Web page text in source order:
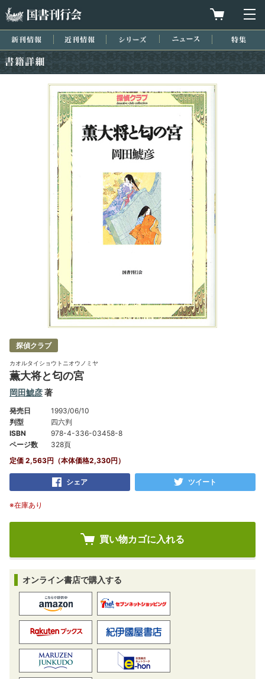
買物カゴを
新刊情報 近刊情報 シリーズ ニュース
探偵クラブ
カオルタイショウトニオウノミヤ
薫大将と匂の宮
岡田鯱彦著
発売日
1993/06/10
判型
四六判
ISBN
978-4-336-03458-8
ページ数
328頁
定価 2,563円（本体価格2,330円）
シェア ツイート
※在庫あり
オンライン書店で購入する